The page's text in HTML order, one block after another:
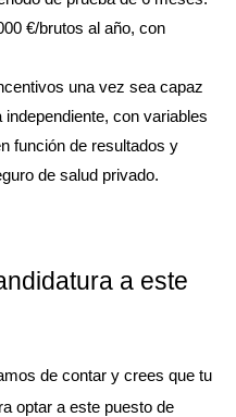
€/brutos al año, con
una vez sea capaz
con variables
función de resultados y
de salud privado.
a este
de contar y crees que tu
optar a este puesto de